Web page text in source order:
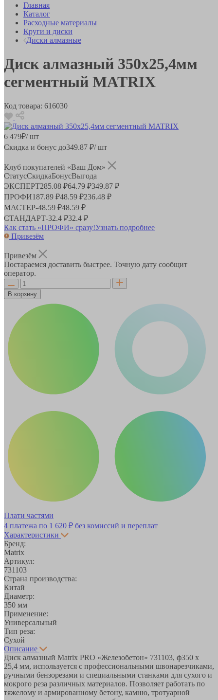
Главная
Каталог
Расходные материалы
Круги и диски
Диски алмазные
Диск алмазный 350х25,4мм
сегментный MATRIX
Код товара: 616030
6 479₽/ шт
Скидка и бонус до349.87 ₽/ шт
Клуб покупателей «Ваш Дом»
СтатусСкидкаБонусВыгода
ЭКСПЕРТ285.08 ₽64.79 ₽349.87 ₽
ПРОФИ187.89 ₽48.59 ₽236.48 ₽
МАСТЕР-48.59 ₽48.59 ₽
СТАНДАРТ-32.4 ₽32.4 ₽
Как стать «ПРОФИ» сразу!Узнать подробнее
Привезём
Привезём
Постараемся доставить быстрее. Точную дату сообщит
оператор.
В корзину
Плати частями
4 платежа по 1 620 ₽ без комиссий и переплат
Характеристики
Бренд:
Matrix
Артикул:
731103
Страна производства:
Китай
Диаметр:
350 мм
Применение:
Универсальный
Тип реза:
Сухой
Описание
Диск алмазный Matrix PRO «Железобетон» 731103, ф350 х
25,4 мм, используется с профессиональными швонарезчиками,
ручными бензорезами и специальными станками для сухого и
мокрого реза различных материалов. Позволяет работать по
тяжелому и армированному бетону, камню, тротуарной